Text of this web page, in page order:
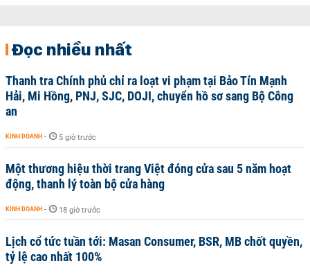
Đọc nhiều nhất
Thanh tra Chính phủ chỉ ra loạt vi phạm tại Bảo Tín Mạnh
Hải, Mi Hồng, PNJ, SJC, DOJI, chuyển hồ sơ sang Bộ Công
an
KINH DOANH - 5 giờ trước
Một thương hiệu thời trang Việt đóng cửa sau 5 năm hoạt
động, thanh lý toàn bộ cửa hàng
KINH DOANH - 18 giờ trước
Lịch cổ tức tuần tới: Masan Consumer, BSR, MB chốt quyền,
tỷ lệ cao nhất 100%